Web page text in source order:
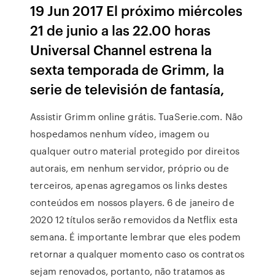
19 Jun 2017 El próximo miércoles
21 de junio a las 22.00 horas
Universal Channel estrena la
sexta temporada de Grimm, la
serie de televisión de fantasía,
Assistir Grimm online grátis. TuaSerie.com. Não
hospedamos nenhum vídeo, imagem ou
qualquer outro material protegido por direitos
autorais, em nenhum servidor, próprio ou de
terceiros, apenas agregamos os links destes
conteúdos em nossos players. 6 de janeiro de
2020 12 títulos serão removidos da Netflix esta
semana. É importante lembrar que eles podem
retornar a qualquer momento caso os contratos
sejam renovados, portanto, não tratamos as